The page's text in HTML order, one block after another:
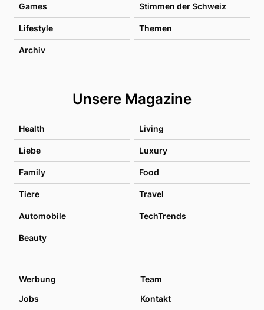
Games Stimmen der Schweiz
Lifestyle Themen
Archiv
Unsere Magazine
Health Living
Liebe Luxury
Family Food
Tiere Travel
Automobile TechTrends
Beauty
Werbung
Team
Jobs
Kontakt